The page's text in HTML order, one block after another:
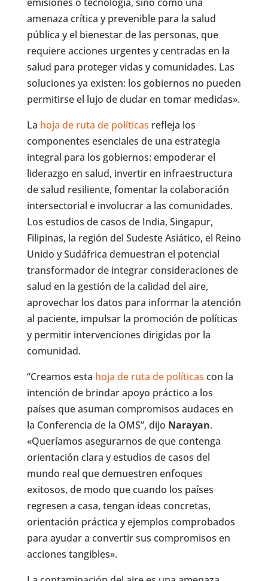
emisiones o tecnología, sino como una
amenaza crítica y prevenible para la salud
pública y el bienestar de las personas, que
requiere acciones urgentes y centradas en la
salud para proteger vidas y comunidades. Las
soluciones ya existen: los gobiernos no pueden
permitirse el lujo de dudar en tomar medidas».
La hoja de ruta de políticas refleja los
componentes esenciales de una estrategia
integral para los gobiernos: empoderar el
liderazgo en salud, invertir en infraestructura
de salud resiliente, fomentar la colaboración
intersectorial e involucrar a las comunidades.
Los estudios de casos de India, Singapur,
Filipinas, la región del Sudeste Asiático, el Reino
Unido y Sudáfrica demuestran el potencial
transformador de integrar consideraciones de
salud en la gestión de la calidad del aire,
aprovechar los datos para informar la atención
al paciente, impulsar la promoción de políticas
y permitir intervenciones dirigidas por la
comunidad.
“Creamos esta hoja de ruta de políticas con la
intención de brindar apoyo práctico a los
países que asuman compromisos audaces en
la Conferencia de la OMS”, dijo Narayan.
«Queríamos asegurarnos de que contenga
orientación clara y estudios de casos del
mundo real que demuestren enfoques
exitosos, de modo que cuando los países
regresen a casa, tengan ideas concretas,
orientación práctica y ejemplos comprobados
para ayudar a convertir sus compromisos en
acciones tangibles».